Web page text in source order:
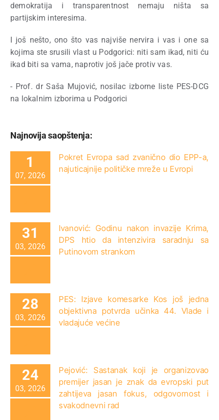
demokratija i transparentnost nemaju ništa sa
partijskim interesima.
I još nešto, ono što vas najviše nervira i vas i one sa
kojima ste srusili vlast u Podgorici: niti sam ikad, niti ću
ikad biti sa vama, naprotiv još jače protiv vas.
- Prof. dr Saša Mujović, nosilac izborne liste PES-DCG
na lokalnim izborima u Podgorici
Najnovija saopštenja:
1
07, 2026
Pokret Evropa sad zvanično dio EPP-a,
najuticajnije političke mreže u Evropi
31
03, 2026
Ivanović: Godinu nakon invazije Krima,
DPS htio da intenzivira saradnju sa
Putinovom strankom
28
03, 2026
PES: Izjave komesarke Kos još jedna
objektivna potvrda učinka 44. Vlade i
vladajuće većine
24
03, 2026
Pejović: Sastanak koji je organizovao
premijer jasan je znak da evropski put
zahtijeva jasan fokus, odgovornost i
svakodnevni rad